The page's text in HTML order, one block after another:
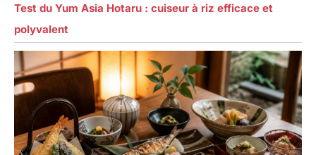
Test du Yum Asia Hotaru : cuiseur à riz efficace et
polyvalent